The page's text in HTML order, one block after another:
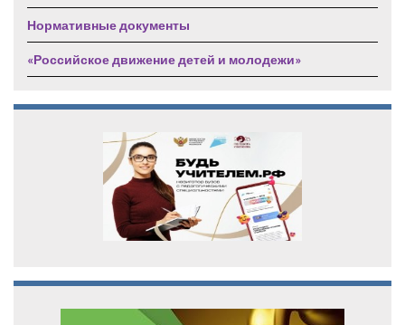
Нормативные документы
«Российское движение детей и молодежи»